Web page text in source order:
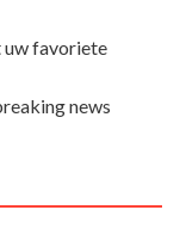
uw favoriete
news